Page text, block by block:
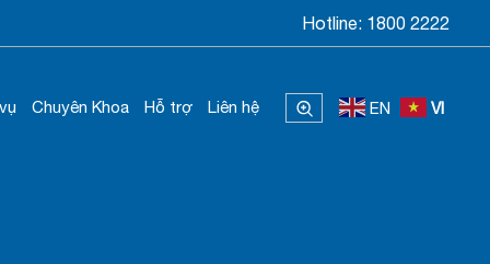
Hotline: 1800 2222
Chuyên Khoa Hỗ trợ Liên hệ EN VI